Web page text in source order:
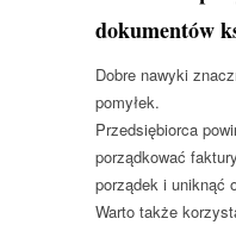
dokumentów
Dobre nawyki
pomyłek.
Przedsiębiorca
porządkować
porządek i uniknąć
Warto także